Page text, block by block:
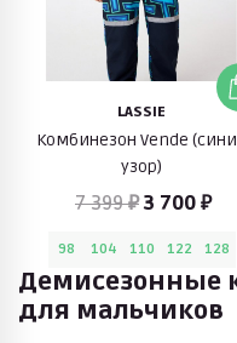
LASSIE
Комбинезон Vende
узор)
7 399 ₽3 700 ₽
98 104 110 122 128
Демисезонные
для мальчиков